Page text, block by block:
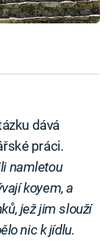
dává
práci.
namletou
koyem, a
jež jim slouží
nic k jídlu.